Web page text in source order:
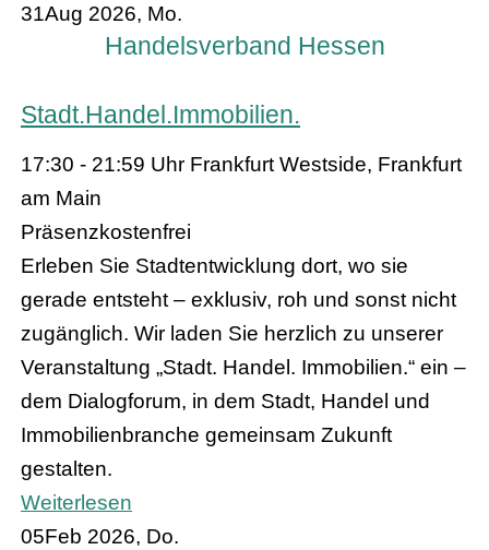
31Aug 2026, Mo.
Handelsverband Hessen
Stadt.Handel.Immobilien.
17:30 - 21:59 Uhr Frankfurt Westside, Frankfurt
am Main
Präsenzkostenfrei
Erleben Sie Stadtentwicklung dort, wo sie
gerade entsteht – exklusiv, roh und sonst nicht
zugänglich. Wir laden Sie herzlich zu unserer
Veranstaltung „Stadt. Handel. Immobilien.“ ein –
dem Dialogforum, in dem Stadt, Handel und
Immobilienbranche gemeinsam Zukunft
gestalten.
Weiterlesen
05Feb 2026, Do.